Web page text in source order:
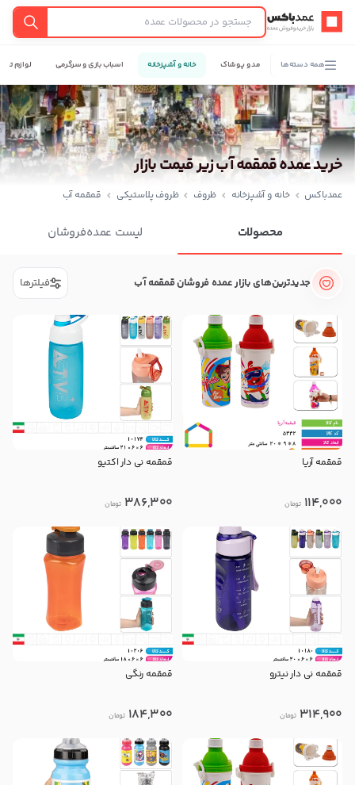
عمدباکس — بازگشت به صفحه اصلی
جستجو
همه دسته‌ها مد و پوشاک خانه و آشپزخانه اسباب بازی و سرگرمی لوازم
خرید عمده قمقمه آب زیر قیمت بازار
عمدباکس خانه و آشپزخانه ظروف ظروف پلاستیکی قمقمه آب
محصولات لیست عمده‌فروشان
جدیدترین‌های بازار عمده فروشان قمقمه آب فیلترها
قمقمه آریا
114,000 تومان
قمقمه نی دار اکتیو
386,300 تومان
قمقمه نی دار نیترو
314,900 تومان
قمقمه رنگی
184,300 تومان